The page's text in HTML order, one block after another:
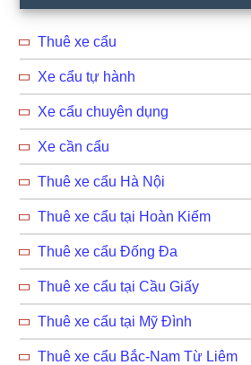
Sidebar
Thuê xe cẩu
Xe cẩu tự hành
Xe cẩu chuyên dụng
Xe cần cẩu
Thuê xe cẩu Hà Nội
Thuê xe cẩu tại Hoàn Kiếm
Thuê xe cẩu Đống Đa
Thuê xe cẩu tại Cầu Giấy
Thuê xe cẩu tại Mỹ Đình
Thuê xe cẩu Bắc-Nam Từ Liêm